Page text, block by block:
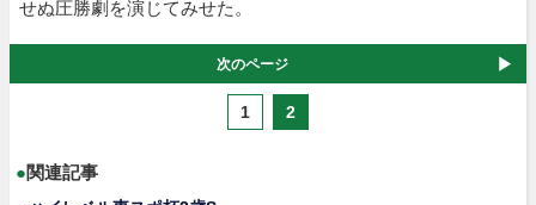
せぬ圧勝劇を演じてみせた。
次のページ
1 2
●関連記事